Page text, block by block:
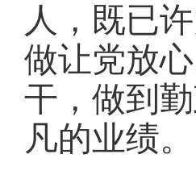
人，既已
做让党放
干，做到
凡的业绩。